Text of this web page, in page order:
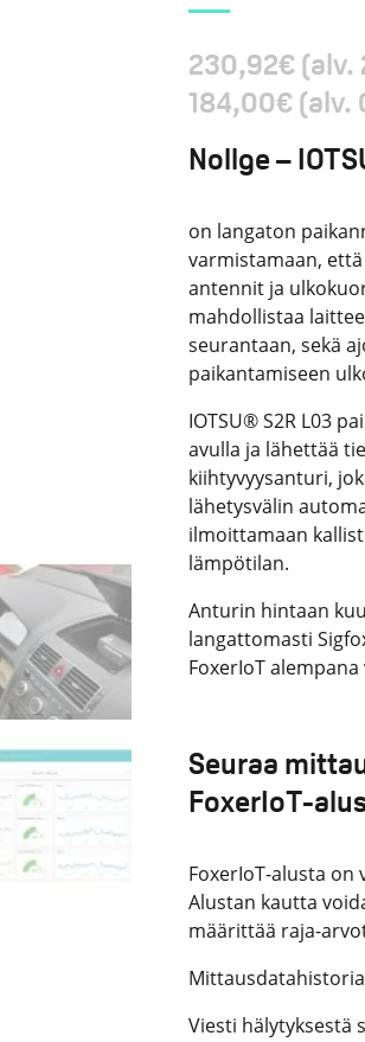
230,92€ (alv.
184,00€ (alv.
Nollge –
on langaton
varmistamaan,
antennit ja
mahdollistaa
seurantaan, sekä
paikantamiseen
IOTSU® S2R L03
avulla ja lähettää
kiihtyvyysanturi,
lähetysvälin
ilmoittamaan
lämpötilan.
Anturin hintaan
langattomasti
FoxerIoT
Seuraa
FoxerIoT-
FoxerIoT-alusta
Alustan kautta
määrittää raja-
Viesti hälytyksestä